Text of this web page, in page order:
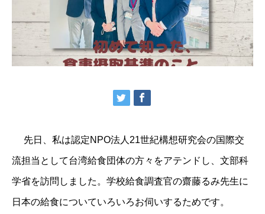
先日、私は認定NPO法人21世紀構想研究会の国際交
流担当として台湾給食団体の方々をアテンドし、文部科
学省を訪問しました。学校給食調査官の齋藤るみ先生に
日本の給食についていろいろお伺いするためです。